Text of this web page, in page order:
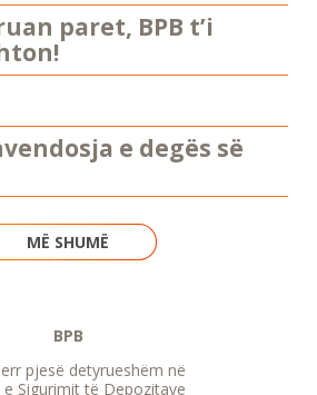
paret, BPB t’i
e degës së
MË SHUMË
BPB
pjesë detyrueshëm në
e Sigurimit të Depozitave